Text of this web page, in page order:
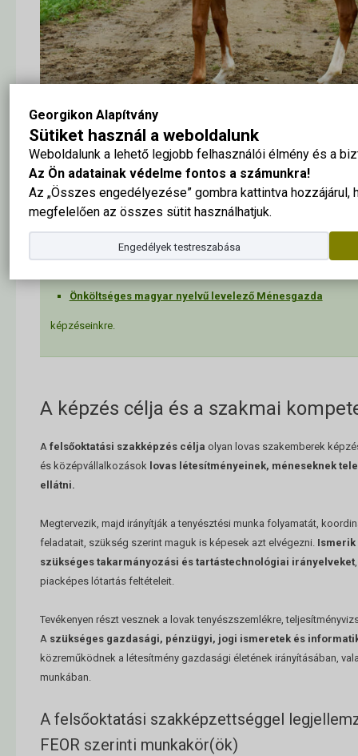
Georgikon Alapítvány
Sütiket használ a weboldalunk
Weboldalunk a lehető legjobb felhasználói élmény és a
Az Ön adatainak védelme fontos a számunkra!
Az „Összes engedélyezése” gombra kattintva hozzájárul,
megfelelően az összes sütit használhatjuk.
Engedélyek testreszabása
Pótfelvételi:Jelentkezz 2026. augusztus 7.-24:00-ig:
Állami ösztöndíjjal támogatott magyar nyelvű nappali
Állami ösztöndíjjal támogatott magyar nyelvű levelező
Önköltséges magyar nyelvű levelező Ménesgazda
képzéseinkre.
A képzés célja és a szakmai
A felsőoktatási szakképzés célja olyan lovas szakemberek
és középvállalkozások lovas létesítményeinek, méneseknek
ellátni.
Megtervezik, majd irányítják a tenyésztési munka folyamatát,
feladatait, szükség szerint maguk is képesek azt elvégezni.Ismerik
szükséges takarmányozási és tartástechnológiai irányelveket
piacképes lótartás feltételeit.
Tevékenyen részt vesznek a lovak tenyészszemlékre,
A szükséges gazdasági, pénzügyi, jogi ismeretek és
közreműködnek a létesítmény gazdasági életének irányításában,
munkában.
A felsőoktatási szakképzettséggel
FEOR szerinti munkakör(ök)